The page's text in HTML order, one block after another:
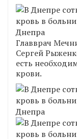
Главврач
Сергей
есть
крови.